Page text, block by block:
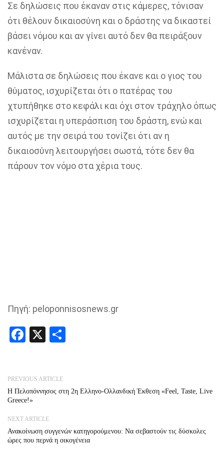
Σε δηλώσεις που έκαναν στις κάμερες, τόνισαν
ότι θέλουν δικαιοσύνη και ο δράστης να δικαστεί
βάσει νόμου και αν γίνει αυτό δεν θα πειράξουν
κανέναν.
Μάλιστα σε δηλώσεις που έκανε και ο γιος του
θύματος, ισχυρίζεται ότι ο πατέρας του
χτυπήθηκε στο κεφάλι και όχι στον τράχηλο όπως
ισχυρίζεται η υπεράσπιση του δράστη, ενώ και
αυτός με την σειρά του τονίζει ότι αν η
δικαιοσύνη λειτουργήσει σωστά, τότε δεν θα
πάρουν τον νόμο στα χέρια τους.
Πηγή: peloponnisosnews.gr
Facebook
X
PREVIOUS ARTICLE
Η Πελοπόννησος στη 2η Ελληνο-Ολλανδική Έκθεση «Feel, Taste, Live
Greece!»
NEXT ARTICLE
Ανακοίνωση συγγενών κατηγορούμενου: Nα σεβαστούν τις δύσκολες
ώρες που περνά η οικογένεια